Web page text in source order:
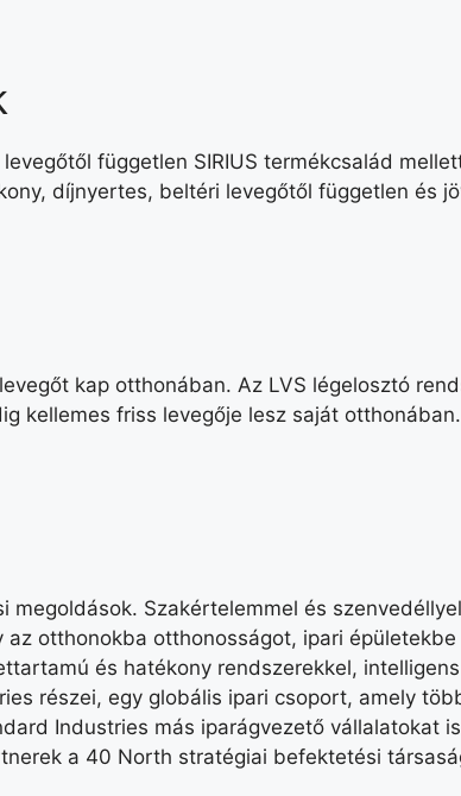
független SIRIUS termékcsalád
díjnyertes, beltéri levegőtől független és
kap otthonában. Az LVS légelosztó
kellemes friss levegője lesz saját otthonában.
Szakértelemmel és
otthonokba otthonosságot, ipari
és hatékony rendszerekkel,
részei, egy globális ipari csoport, amely
Industries más iparágvezető vállalatokat
a 40 North stratégiai befektetési